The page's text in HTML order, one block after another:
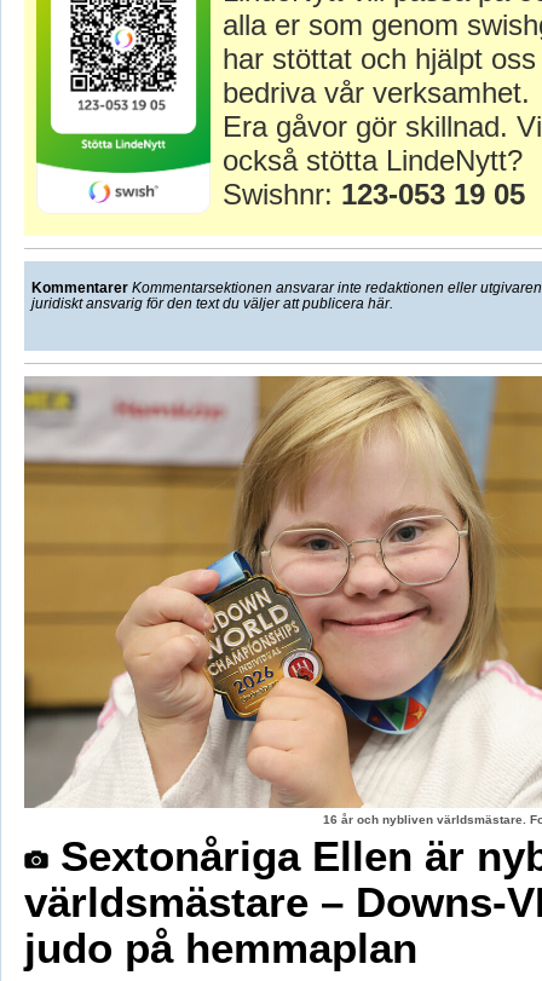
alla er som genom
har stöttat och hjälpt
bedriva vår verksamhet.
Era gåvor gör skillnad.
också stötta LindeNytt?
Swishnr: 123-053 19 05
Kommentarer Kommentarsektionen ansvarar inte redaktionen eller
juridiskt ansvarig för den text du väljer att publicera här.
16 år och nybliven världsmästare.
Sextonåriga Ellen är
världsmästare – Downs-
judo på hemmaplan